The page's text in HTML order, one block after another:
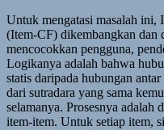
Untuk mengatasi masalah
(Item-CF) dikembangkan
mencocokkan pengguna,
Logikanya adalah bahwa
statis daripada hubungan
dari sutradara yang sama
selamanya. Prosesnya adalah
item-item. Untuk setiap item,